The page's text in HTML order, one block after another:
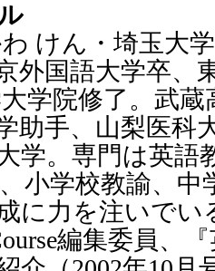
けん・埼玉大
外国語大学卒、
大学院修了。武
助手、山梨医科
学。専門は英語
小学校教諭、中
に力を注いでい
編集委員、